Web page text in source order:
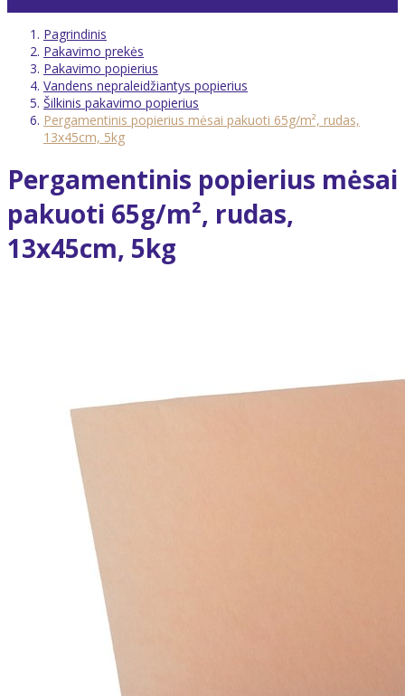
Pagrindinis
Pakavimo prekės
Pakavimo popierius
Vandens nepraleidžiantys popierius
Šilkinis pakavimo popierius
Pergamentinis popierius mėsai pakuoti 65g/m², rudas,
13x45cm, 5kg
Pergamentinis popierius mėsai
pakuoti 65g/m², rudas,
13x45cm, 5kg